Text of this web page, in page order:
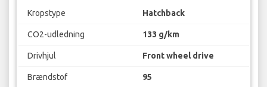
Kropstype Hatchback
CO2-udledning 133 g/km
Drivhjul Front wheel drive
Brændstof 95